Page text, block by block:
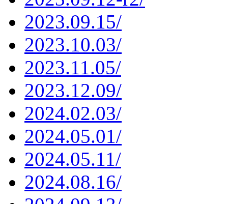
2023.09.15/
2023.10.03/
2023.11.05/
2023.12.09/
2024.02.03/
2024.05.01/
2024.05.11/
2024.08.16/